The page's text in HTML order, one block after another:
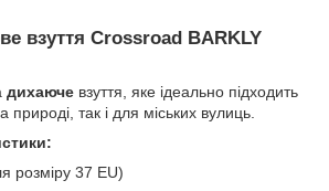
взуття Crossroad BARKLY
дихаюче взуття, яке ідеально підходить
природі, так і для міських вулиць.
розміру 37 EU)